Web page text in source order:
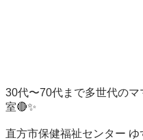
30代〜70代まで多世代の
室🔴✨
直方市保健福祉センター ゆ